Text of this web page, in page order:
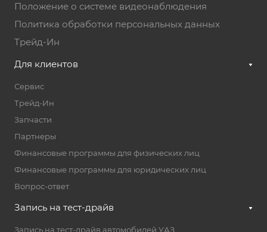
Положение о системе видеонаблюдения
Политика обработки персональных данных
Трейд-Ин
Для клиентов
Сервис
Трейд-Ин
Запчасти
Партнеры
Финансовые программы для физических лиц
Финансовые программы для юридических лиц
Вопрос-ответ
Запись на тест-драйв
Запись на тест-драйв автомобилей УАЗ